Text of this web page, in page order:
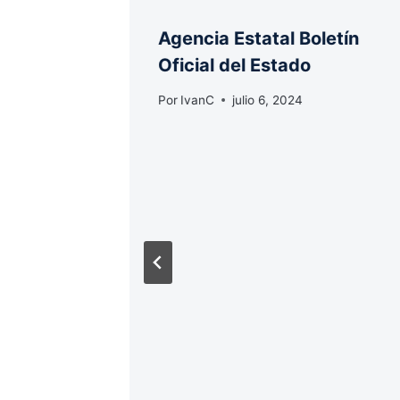
Agencia Estatal Boletín
Oficial del Estado
Por IvanC julio 6, 2024